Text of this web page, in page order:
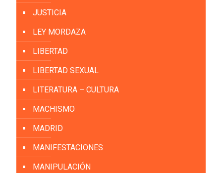
JUSTICIA
LEY MORDAZA
LIBERTAD
LIBERTAD SEXUAL
LITERATURA – CULTURA
MACHISMO
MADRID
MANIFESTACIONES
MANIPULACIÓN